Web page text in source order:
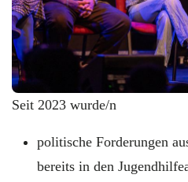
Seit 2023 wurde/n
politische Forderungen
bereits in den